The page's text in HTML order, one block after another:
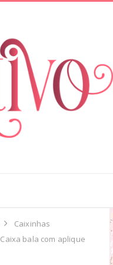
Caixinhas
Caixa bala com aplique